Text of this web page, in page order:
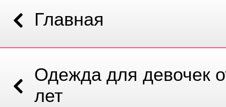
Главная
Одежда для девочек
лет